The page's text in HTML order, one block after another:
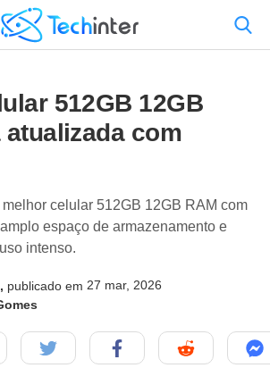
512GB 12GB
atualizada com
celular 512GB 12GB RAM com
espaço de armazenamento e
intenso.
publicado em 27 mar, 2026